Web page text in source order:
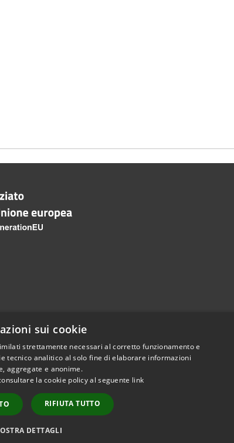
sui cookie
strettamente necessari al corretto funzionamento e
tecnico analitico al solo fine di elaborare informazioni
aggregate e anonime.
la cookie policy al seguente link
RIFIUTA TUTTO
DETTAGLI